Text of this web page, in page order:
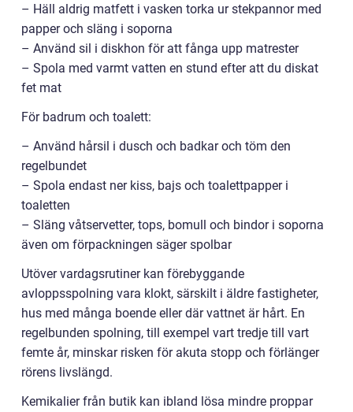
– Häll aldrig matfett i vasken torka ur stekpannor med
papper och släng i soporna
– Använd sil i diskhon för att fånga upp matrester
– Spola med varmt vatten en stund efter att du diskat
fet mat
För badrum och toalett:
– Använd hårsil i dusch och badkar och töm den
regelbundet
– Spola endast ner kiss, bajs och toalettpapper i
toaletten
– Släng våtservetter, tops, bomull och bindor i soporna
även om förpackningen säger spolbar
Utöver vardagsrutiner kan förebyggande
avloppsspolning vara klokt, särskilt i äldre fastigheter,
hus med många boende eller där vattnet är hårt. En
regelbunden spolning, till exempel vart tredje till vart
femte år, minskar risken för akuta stopp och förlänger
rörens livslängd.
Kemikalier från butik kan ibland lösa mindre proppar